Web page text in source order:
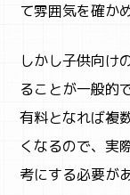
て雰囲気を確か
しかし子供向け
ることが一般的
有料となれば複
くなるので、実
考にする必要が